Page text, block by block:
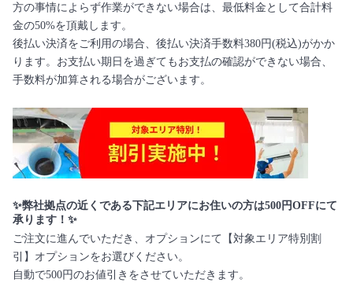
方の事情によらず作業ができない場合は、最低料金として合計料
金の50%を頂戴します。
後払い決済をご利用の場合、後払い決済手数料380円(税込)がかか
ります。お支払い期日を過ぎてもお支払の確認ができない場合、
手数料が加算される場合がございます。
✨弊社拠点の近くである下記エリアにお住いの方は500円OFFにて
承ります！✨
ご注文に進んでいただき、オプションにて【対象エリア特別割
引】オプションをお選びください。
自動で500円のお値引きをさせていただきます。